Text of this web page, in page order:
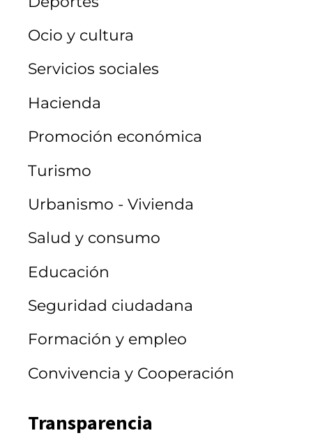
Ocio y cultura
Servicios sociales
Hacienda
Promoción económica
Turismo
Urbanismo - Vivienda
Salud y consumo
Educación
Seguridad ciudadana
Formación y empleo
Convivencia y Cooperación
Transparencia